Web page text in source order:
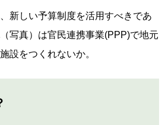
新しい予算制度を活用すべきであ
写真）は官民連携事業(PPP)で地元
設をつくれないか。